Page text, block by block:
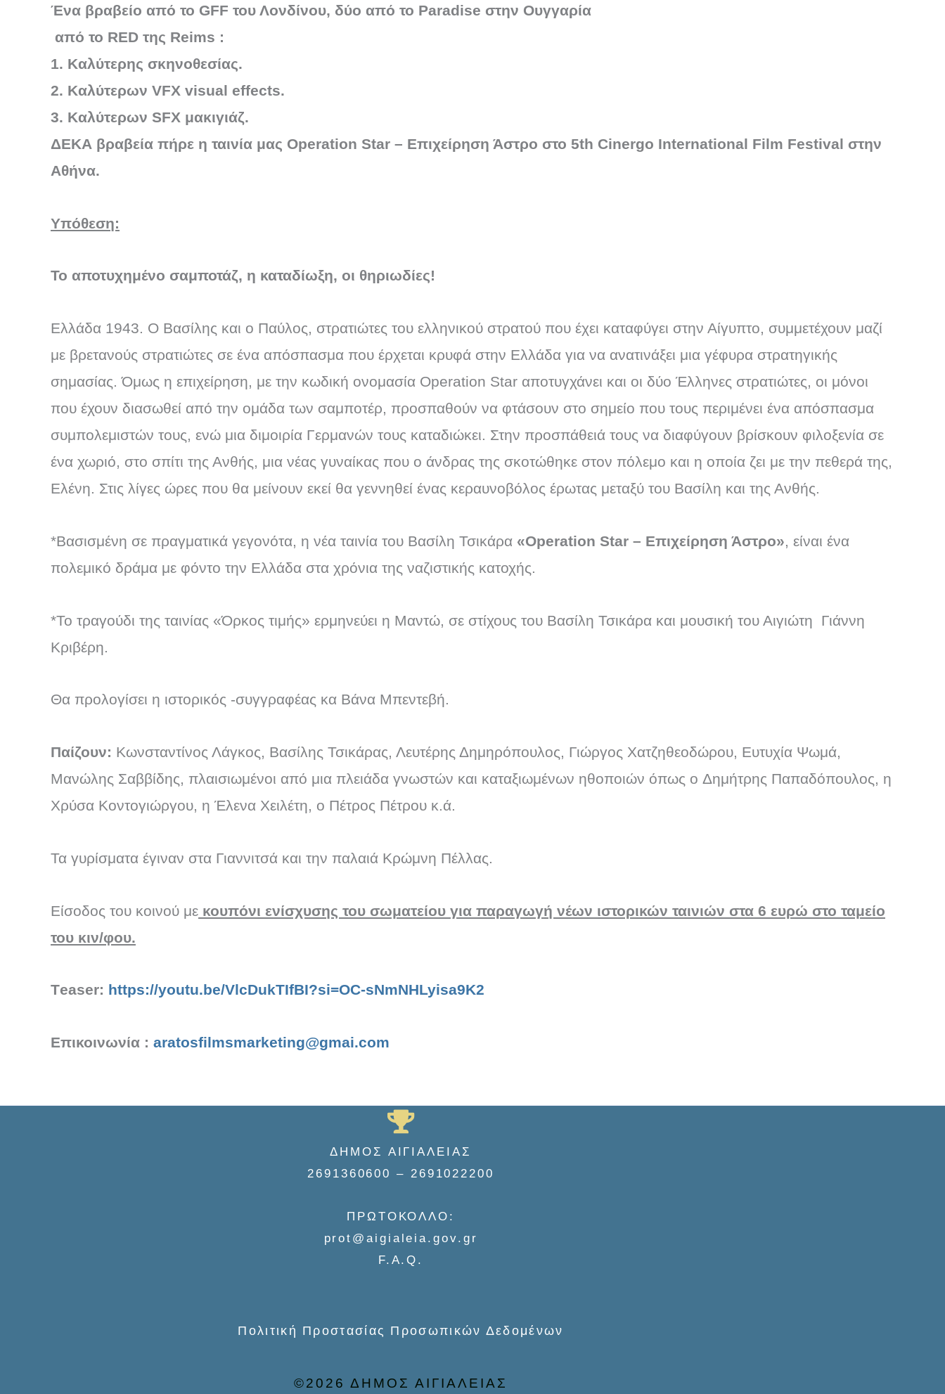
Ένα βραβείο από το GFF του Λονδίνου, δύο από το Paradise στην Ουγγαρία
από το RED της Reims :
1. Καλύτερης σκηνοθεσίας.
2. Καλύτερων VFX visual effects.
3. Καλύτερων SFX μακιγιάζ.
ΔΕΚΑ βραβεία πήρε η ταινία μας Operation Star – Επιχείρηση Άστρο στο 5th Cinergo International Film Festival στην
Αθήνα.
Υπόθεση:
Το αποτυχημένο σαμποτάζ, η καταδίωξη, οι θηριωδίες!
Ελλάδα 1943. Ο Βασίλης και ο Παύλος, στρατιώτες του ελληνικού στρατού που έχει καταφύγει στην Αίγυπτο, συμμετέχουν μαζί
με βρετανούς στρατιώτες σε ένα απόσπασμα που έρχεται κρυφά στην Ελλάδα για να ανατινάξει μια γέφυρα στρατηγικής
σημασίας. Όμως η επιχείρηση, με την κωδική ονομασία Operation Star αποτυγχάνει και οι δύο Έλληνες στρατιώτες, οι μόνοι
που έχουν διασωθεί από την ομάδα των σαμποτέρ, προσπαθούν να φτάσουν στο σημείο που τους περιμένει ένα απόσπασμα
συμπολεμιστών τους, ενώ μια διμοιρία Γερμανών τους καταδιώκει. Στην προσπάθειά τους να διαφύγουν βρίσκουν φιλοξενία σε
ένα χωριό, στο σπίτι της Ανθής, μια νέας γυναίκας που ο άνδρας της σκοτώθηκε στον πόλεμο και η οποία ζει με την πεθερά της,
Ελένη. Στις λίγες ώρες που θα μείνουν εκεί θα γεννηθεί ένας κεραυνοβόλος έρωτας μεταξύ του Βασίλη και της Ανθής.
*Βασισμένη σε πραγματικά γεγονότα, η νέα ταινία του Βασίλη Τσικάρα «Operation Star – Επιχείρηση Άστρο», είναι ένα
πολεμικό δράμα με φόντο την Ελλάδα στα χρόνια της ναζιστικής κατοχής.
*Το τραγούδι της ταινίας «Όρκος τιμής» ερμηνεύει η Μαντώ, σε στίχους του Βασίλη Τσικάρα και μουσική του Αιγιώτη Γιάννη
Κριβέρη.
Θα προλογίσει η ιστορικός -συγγραφέας κα Βάνα Μπεντεβή.
Παίζουν: Κωνσταντίνος Λάγκος, Βασίλης Τσικάρας, Λευτέρης Δημηρόπουλος, Γιώργος Χατζηθεοδώρου, Ευτυχία Ψωμά,
Μανώλης Σαββίδης, πλαισιωμένοι από μια πλειάδα γνωστών και καταξιωμένων ηθοποιών όπως ο Δημήτρης Παπαδόπουλος, η
Χρύσα Κοντογιώργου, η Έλενα Χειλέτη, ο Πέτρος Πέτρου κ.ά.
Τα γυρίσματα έγιναν στα Γιαννιτσά και την παλαιά Κρώμνη Πέλλας.
Είσοδος του κοινού με κουπόνι ενίσχυσης του σωματείου για παραγωγή νέων ιστορικών ταινιών στα 6 ευρώ στο ταμείο
του κιν/φου.
Τeaser: https://youtu.be/VlcDukTIfBI?si=OC-sNmNHLyisa9K2
Επικοινωνία : aratosfilmsmarketing@gmai.com
ΔΗΜΟΣ ΑΙΓΙΑΛΕΙΑΣ
2691360600 – 2691022200
ΠΡΩΤΟΚΟΛΛΟ:
prot@aigialeia.gov.gr
F.A.Q.
Πολιτική Προστασίας Προσωπικών Δεδομένων
©2026 ΔΗΜΟΣ ΑΙΓΙΑΛΕΙΑΣ